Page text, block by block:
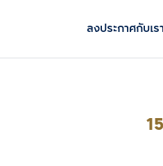
ลงประกาศกับเรา